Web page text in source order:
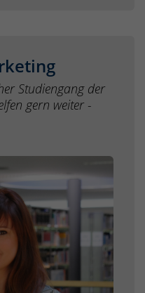
Studiengang der
gern weiter -